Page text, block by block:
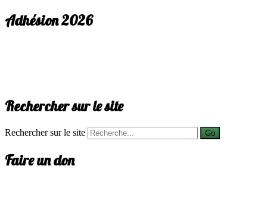
Adhésion 2026
Rechercher sur le site
Rechercher sur le site Go
Faire un don